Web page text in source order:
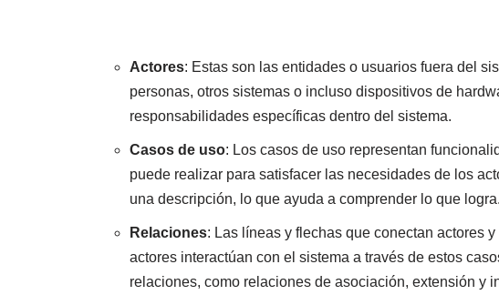
Actores: Estas son las entidades o usuarios fuera del
personas, otros sistemas o incluso dispositivos de
responsabilidades específicas dentro del sistema.
Casos de uso: Los casos de uso representan
puede realizar para satisfacer las necesidades de los
una descripción, lo que ayuda a comprender lo que logra.
Relaciones: Las líneas y flechas que conectan actores
actores interactúan con el sistema a través de estos
relaciones, como relaciones de asociación, extensión y